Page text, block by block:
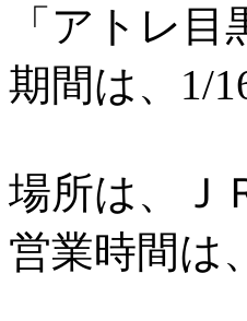
「アトレ
期間は、1/
場所は、Ｊ
営業時間は